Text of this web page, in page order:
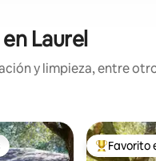
Laurel
y limpieza, entre
huéspedes De los
Favorito